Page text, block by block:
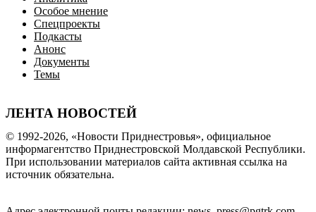
Особое мнение
Спецпроекты
Подкасты
Анонс
Документы
Темы
ЛЕНТА НОВОСТЕЙ
© 1992-2026, «Новости Приднестровья», официальное
информагентство Приднестровской Молдавской Республики.
При использовании материалов сайта активная ссылка на
источник обязательна.